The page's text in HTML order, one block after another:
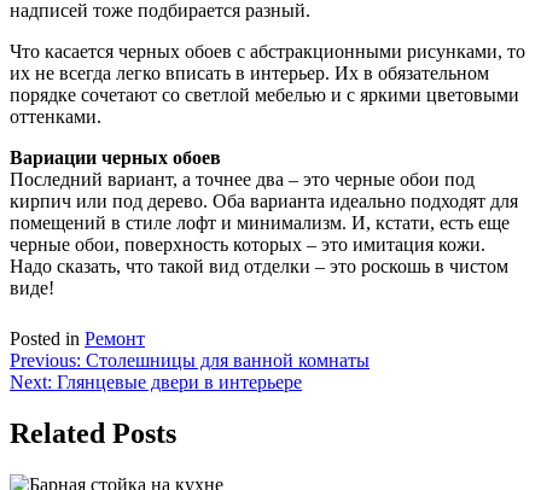
надписей тоже подбирается разный.
Что касается черных обоев с абстракционными рисунками, то
их не всегда легко вписать в интерьер. Их в обязательном
порядке сочетают со светлой мебелью и с яркими цветовыми
оттенками.
Вариации черных обоев
Последний вариант, а точнее два – это черные обои под
кирпич или под дерево. Оба варианта идеально подходят для
помещений в стиле лофт и минимализм. И, кстати, есть еще
черные обои, поверхность которых – это имитация кожи.
Надо сказать, что такой вид отделки – это роскошь в чистом
виде!
Posted in Ремонт
Навигация
по
записям
Previous: Столешницы для ванной комнаты
Next: Глянцевые двери в интерьере
Related Posts